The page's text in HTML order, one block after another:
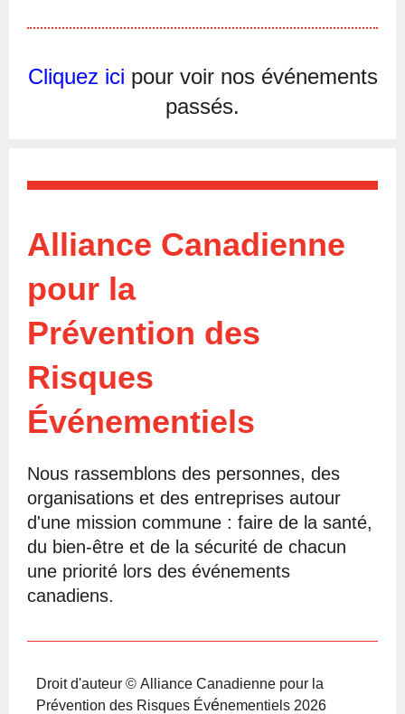
Cliquez ici pour voir nos événements
passés.
Alliance Canadienne
pour la
Prévention des
Risques
Événementiels
Nous rassemblons des personnes, des
organisations et des entreprises autour
d'une mission commune : faire de la santé,
du bien-être et de la sécurité de chacun
une priorité lors des événements
canadiens.
Droit d'auteur © Alliance Canadienne pour la
Prévention des Risques Événementiels 2026